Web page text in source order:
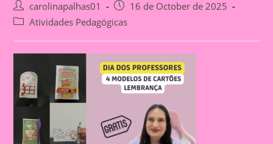
Post
author:
carolinapalhas01
Post
published:
16 de October de 2025
PostAtividades Pedagógicas